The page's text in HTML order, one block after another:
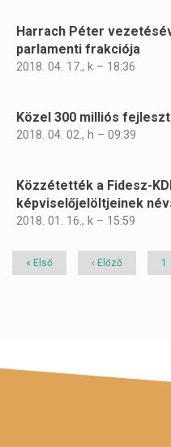
Harrach Péter
parlamenti frakciója
2018. 04. 17., k – 18:36
Közel 300 milliós
2018. 04. 02., h – 09:39
Közzétették a Fidesz-
képviselőjelöltjeinek
2018. 01. 16., k – 15:59
Oldalszámozás
Első
« Első
Előző
‹ Előző 1